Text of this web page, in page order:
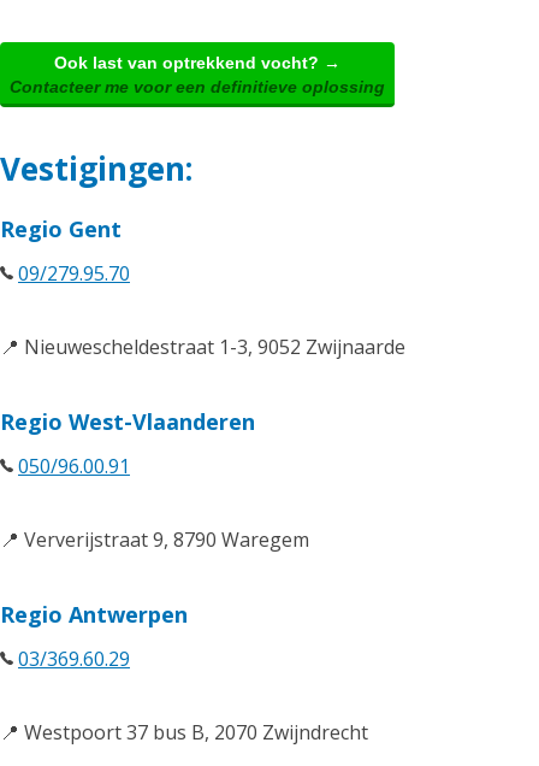
Ook last van optrekkend vocht? →
Contacteer me voor een definitieve oplossing
Vestigingen:
Regio Gent
09/279.95.70
📍 Nieuwescheldestraat 1-3, 9052 Zwijnaarde
Regio West-Vlaanderen
050/96.00.91
📍 Ververijstraat 9, 8790 Waregem
Regio Antwerpen
03/369.60.29
📍 Westpoort 37 bus B, 2070 Zwijndrecht